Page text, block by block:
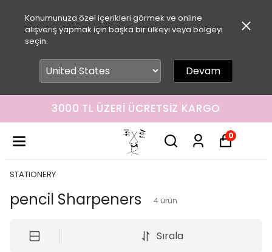
Konumunuza özel içerikleri görmek ve online
alışveriş yapmak için başka bir ülkeyi veya bölgeyi
seçin.
Devam
3000 TL ÜZERI ÜCRETSIZ KARGO
0
STATIONERY
pencil Sharpeners 4 ürün
Sırala